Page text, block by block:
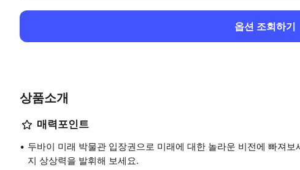
옵션 조회하기
상품소개
매력포인트
두바이 미래 박물관 입장권으로 미래에 대한 놀라운 비전에 빠져
지 상상력을 발휘해 보세요.